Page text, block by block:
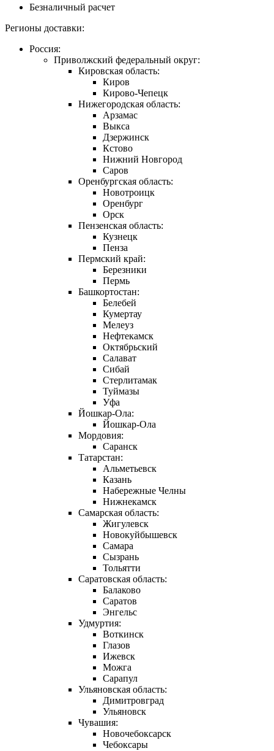
Безналичный расчет
Регионы доставки:
Россия:
Приволжский федеральный округ:
Кировская область:
Киров
Кирово-Чепецк
Нижегородская область:
Арзамас
Выкса
Дзержинск
Кстово
Нижний Новгород
Саров
Оренбургская область:
Новотроицк
Оренбург
Орск
Пензенская область:
Кузнецк
Пенза
Пермский край:
Березники
Пермь
Башкортостан:
Белебей
Кумертау
Мелеуз
Нефтекамск
Октябрьский
Салават
Сибай
Стерлитамак
Туймазы
Уфа
Йошкар-Ола:
Йошкар-Ола
Мордовия:
Саранск
Татарстан:
Альметьевск
Казань
Набережные Челны
Нижнекамск
Самарская область:
Жигулевск
Новокуйбышевск
Самара
Сызрань
Тольятти
Саратовская область:
Балаково
Саратов
Энгельс
Удмуртия:
Воткинск
Глазов
Ижевск
Можга
Сарапул
Ульяновская область:
Димитровград
Ульяновск
Чувашия:
Новочебоксарск
Чебоксары